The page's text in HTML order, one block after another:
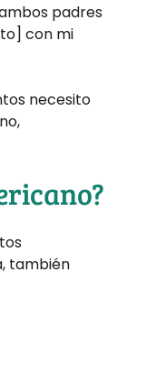
padres
con mi
necesito
también